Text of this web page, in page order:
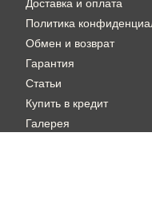
Политика
Обмен и возврат
Гарантия
Статьи
Купить в кредит
Галерея